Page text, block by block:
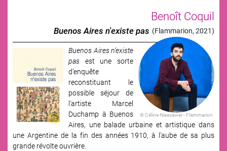
Benoît Coquil
(Flammarion, 2021)
Buenos Aires n'existe pas
© Céline Nieszawer - Flammarion
Buenos Aires n’existe
pas est une sorte
d’enquête
reconstituant le
possible séjour de
l’artiste Marcel
Duchamp à Buenos
Aires, une balade urbaine et artistique dans
une Argentine de la fin des années 1910, à l’aube de sa plus
grande révolte ouvrière.